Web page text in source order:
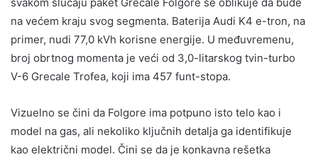
na većem kraju svog segmenta. Baterija Audi K4 e-tron, na
primer, nudi 77,0 kVh korisne energije. U međuvremenu,
broj obrtnog momenta je veći od 3,0-litarskog tvin-turbo
V-6 Grecale Trofea, koji ima 457 funt-stopa.
Vizuelno se čini da Folgore ima potpuno isto telo kao i
model na gas, ali nekoliko ključnih detalja ga identifikuje
kao električni model. Čini se da je konkavna rešetka